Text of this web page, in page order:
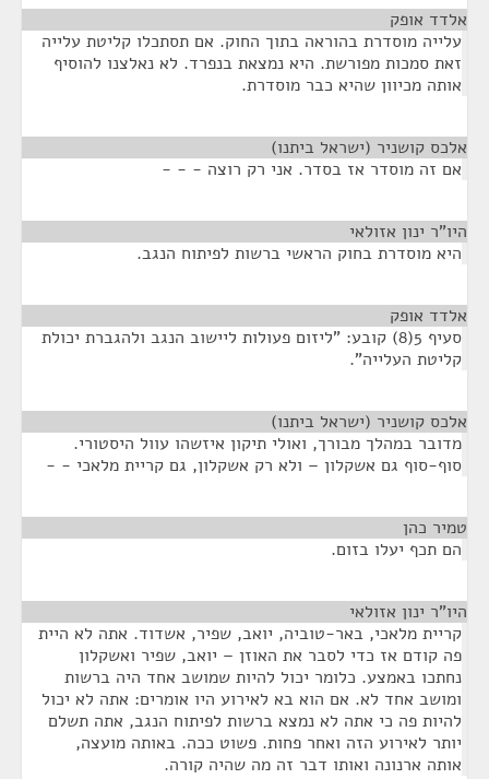
אלדד אופק
עלייה מוסדרת בהוראה בתוך החוק. אם תסתכלו קליטת עלייה
זאת סמכות מפורשת. היא נמצאת בנפרד. לא נאלצנו להוסיף
אותה מכיוון שהיא כבר מוסדרת.
אלכס קושניר (ישראל ביתנו)
אם זה מוסדר אז בסדר. אני רק רוצה - - -
היו"ר ינון אזולאי
היא מוסדרת בחוק הראשי ברשות לפיתוח הנגב.
אלדד אופק
סעיף 5(8) קובע: "ליזום פעולות ליישוב הנגב ולהגברת יכולת
קליטת העלייה".
אלכס קושניר (ישראל ביתנו)
מדובר במהלך מבורך, ואולי תיקון איזשהו עוול היסטורי.
סוף-סוף גם אשקלון – ולא רק אשקלון, גם קריית מלאכי - -
טמיר כהן
הם תכף יעלו בזום.
היו"ר ינון אזולאי
קריית מלאכי, באר-טוביה, יואב, שפיר, אשדוד. אתה לא היית
פה קודם אז כדי לסבר את האוזן – יואב, שפיר ואשקלון
נחתכו באמצע. כלומר יכול להיות שמושב אחד היה ברשות
ומושב אחד לא. אם הוא בא לאירוע היו אומרים: אתה לא יכול
להיות פה כי אתה לא נמצא ברשות לפיתוח הנגב, אתה תשלם
יותר לאירוע הזה ואחר פחות. פשוט ככה. באותה מועצה,
אותה ארנונה ואותו דבר זה מה שהיה קורה.